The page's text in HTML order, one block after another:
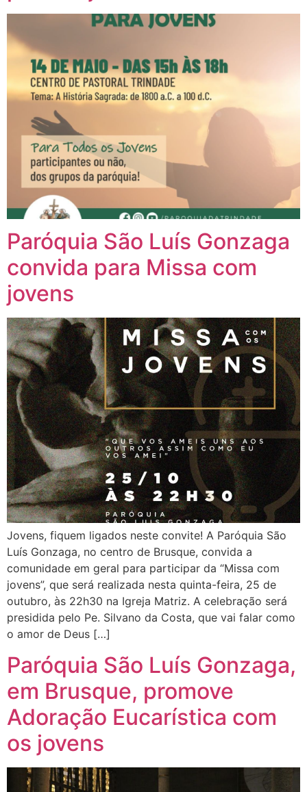
Paróquia São Luís Gonzaga
convida para Missa com
jovens
Jovens, fiquem ligados neste convite! A Paróquia São
Luís Gonzaga, no centro de Brusque, convida a
comunidade em geral para participar da “Missa com
jovens”, que será realizada nesta quinta-feira, 25 de
outubro, às 22h30 na Igreja Matriz. A celebração será
presidida pelo Pe. Silvano da Costa, que vai falar como
o amor de Deus […]
Paróquia São Luís Gonzaga,
em Brusque, promove
Adoração Eucarística com
os jovens